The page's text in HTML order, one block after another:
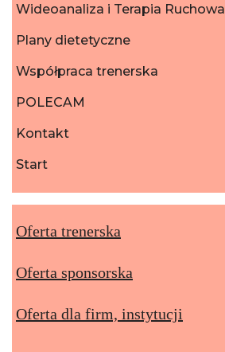
Wideoanaliza i Terapia Ruchowa
Plany dietetyczne
Współpraca trenerska
POLECAM
Kontakt
Start
Oferta trenerska
Oferta sponsorska
Oferta dla firm, instytucji